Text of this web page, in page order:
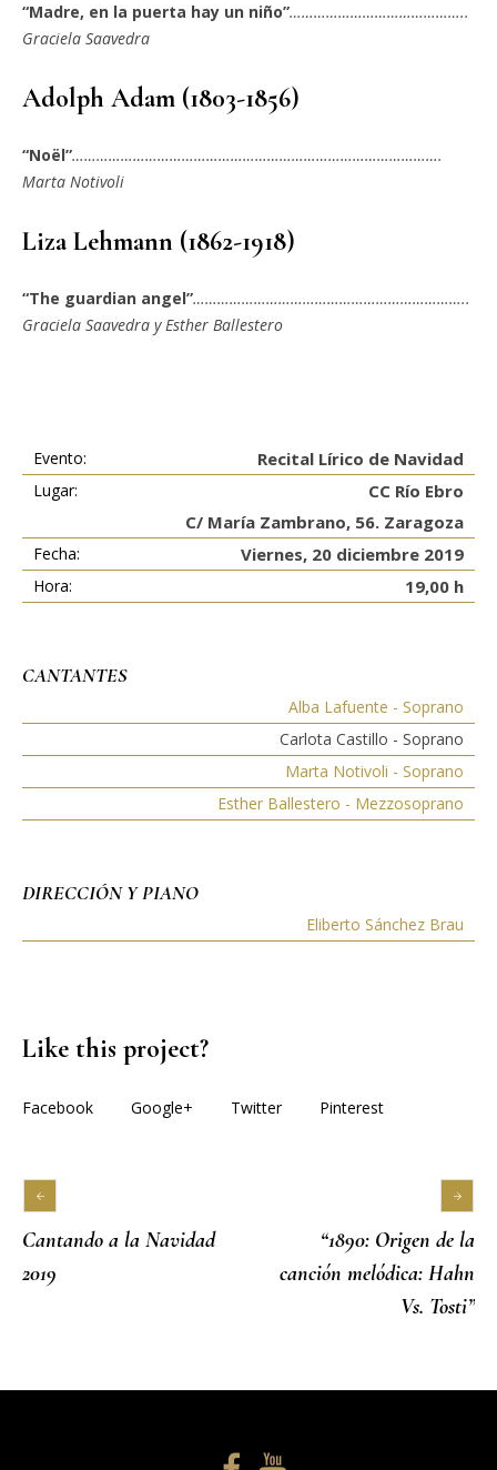
“Madre, en la puerta hay un niño”……………………………………..
Graciela Saavedra
Adolph Adam (1803-1856)
“Noël”……………………………………………………………………………….
Marta Notivoli
Liza Lehmann (1862-1918)
“The guardian angel”…………………………………………………………..
Graciela Saavedra y Esther Ballestero
Evento: Recital Lírico de Navidad
Lugar:
CC Río Ebro
C/ María Zambrano, 56. Zaragoza
Fecha: Viernes, 20 diciembre 2019
Hora: 19,00 h
CANTANTES
Alba Lafuente - Soprano
Carlota Castillo - Soprano
Marta Notivoli - Soprano
Esther Ballestero - Mezzosoprano
DIRECCIÓN Y PIANO
Eliberto Sánchez Brau
Like this project?
Facebook Google+ Twitter Pinterest
Cantando a la Navidad
2019
“1890: Origen de la
canción melódica: Hahn
Vs. Tosti”